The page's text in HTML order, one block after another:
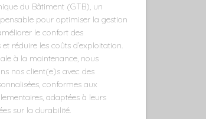
du Bâtiment (GTB), un
pour optimiser la gestion
le confort des
réduire les coûts d’exploitation.
à la maintenance, nous
nos client(e)s avec des
conformes aux
adaptées à leurs
sur la durabilité.